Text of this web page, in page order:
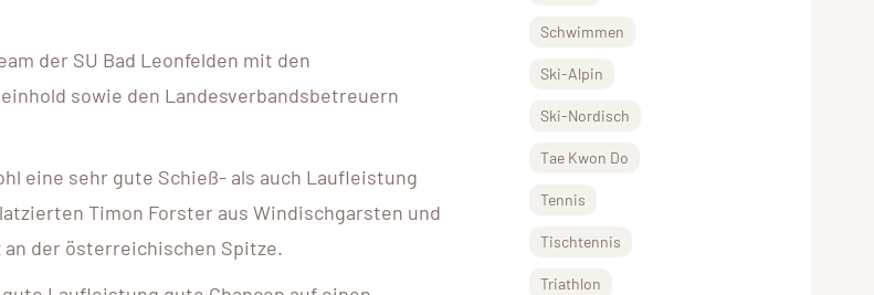
der SU Bad Leonfelden mit den
sowie den Landesverbandsbetreuern
eine sehr gute Schieß- als auch Laufleistung
Timon Forster aus Windischgarsten und
der österreichischen Spitze.
Schwimmen
Ski-Alpin
Ski-Nordisch
Tae Kwon Do
Tennis
Tischtennis
Triathlon